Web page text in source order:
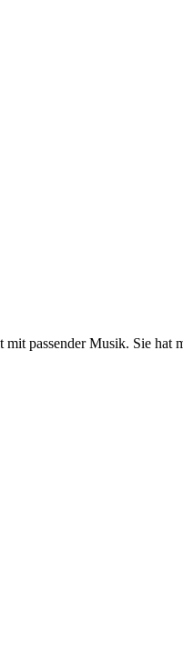
passender Musik. Sie hat